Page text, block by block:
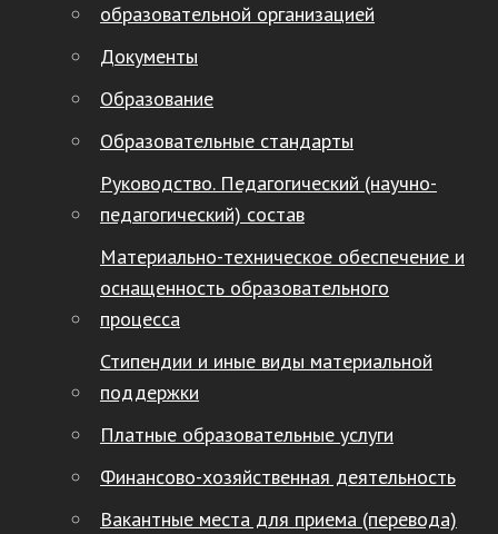
образовательной организацией
Документы
Образование
Образовательные стандарты
Руководство. Педагогический (научно-
педагогический) состав
Материально-техническое обеспечение и
оснащенность образовательного
процесса
Стипендии и иные виды материальной
поддержки
Платные образовательные услуги
Финансово-хозяйственная деятельность
Вакантные места для приема (перевода)